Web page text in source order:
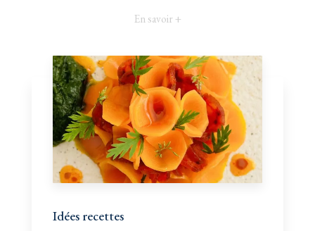
En savoir +
Idées recettes